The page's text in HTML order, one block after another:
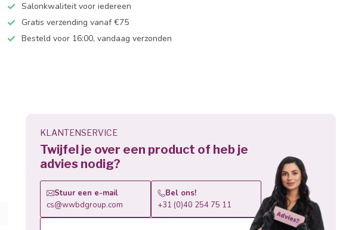
Salonkwaliteit voor iedereen
Gratis verzending vanaf €75
Besteld voor 16:00, vandaag verzonden
KLANTENSERVICE
Twijfel je over een product of heb je
advies nodig?
Stuur een e-mail
cs@wwbdgroup.com
Bel ons!
+31 (0)40 254 75 11